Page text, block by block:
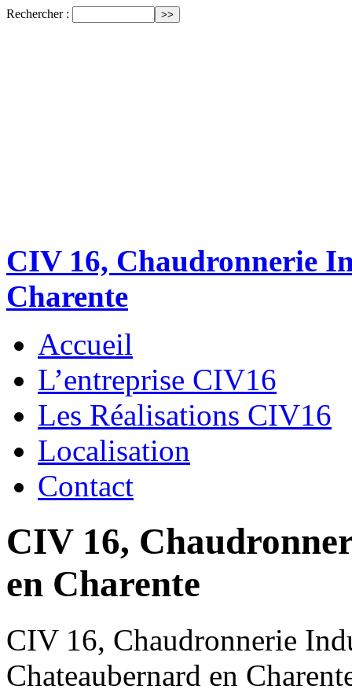
Rechercher :
CIV 16, Chaudronnerie
Charente
Accueil
L’entreprise CIV16
Les Réalisations CIV16
Localisation
Contact
CIV 16,
en Charente
CIV 16, Chaudronnerie
Chateaubernard en